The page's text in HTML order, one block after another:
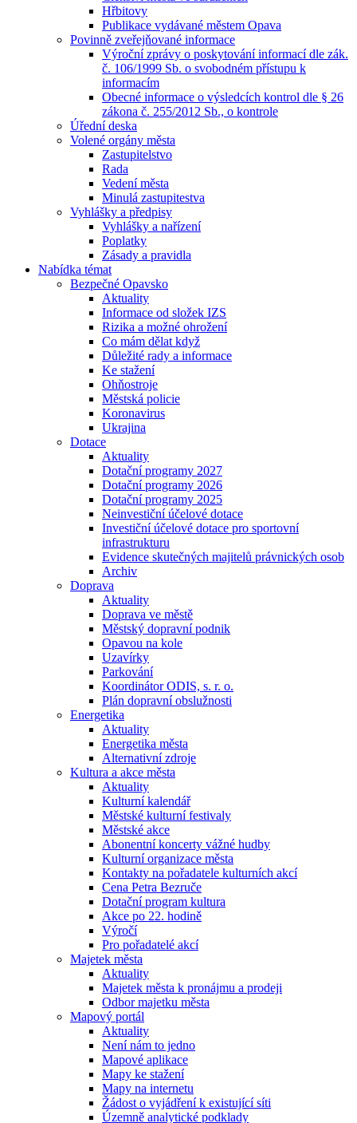
Hřbitovy
Publikace vydávané městem Opava
Povinně zveřejňované informace
Výroční zprávy o poskytování informací dle zák.
č. 106/1999 Sb. o svobodném přístupu k
informacím
Obecné informace o výsledcích kontrol dle § 26
zákona č. 255/2012 Sb., o kontrole
Úřední deska
Volené orgány města
Zastupitelstvo
Rada
Vedení města
Minulá zastupitestva
Vyhlášky a předpisy
Vyhlášky a nařízení
Poplatky
Zásady a pravidla
Nabídka témat
Bezpečné Opavsko
Aktuality
Informace od složek IZS
Rizika a možné ohrožení
Co mám dělat když
Důležité rady a informace
Ke stažení
Ohňostroje
Městská policie
Koronavirus
Ukrajina
Dotace
Aktuality
Dotační programy 2027
Dotační programy 2026
Dotační programy 2025
Neinvestiční účelové dotace
Investiční účelové dotace pro sportovní
infrastrukturu
Evidence skutečných majitelů právnických osob
Archiv
Doprava
Aktuality
Doprava ve městě
Městský dopravní podnik
Opavou na kole
Uzavírky
Parkování
Koordinátor ODIS, s. r. o.
Plán dopravní obslužnosti
Energetika
Aktuality
Energetika města
Alternativní zdroje
Kultura a akce města
Aktuality
Kulturní kalendář
Městské kulturní festivaly
Městské akce
Abonentní koncerty vážné hudby
Kulturní organizace města
Kontakty na pořadatele kulturních akcí
Cena Petra Bezruče
Dotační program kultura
Akce po 22. hodině
Výročí
Pro pořadatelé akcí
Majetek města
Aktuality
Majetek města k pronájmu a prodeji
Odbor majetku města
Mapový portál
Aktuality
Není nám to jedno
Mapové aplikace
Mapy ke stažení
Mapy na internetu
Žádost o vyjádření k existující síti
Územně analytické podklady